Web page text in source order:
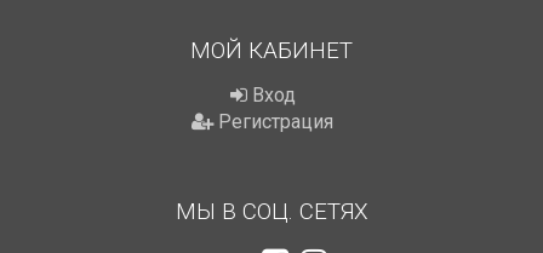
МОЙ КАБИНЕТ
Вход
Регистрация
МЫ В СОЦ. СЕТЯХ